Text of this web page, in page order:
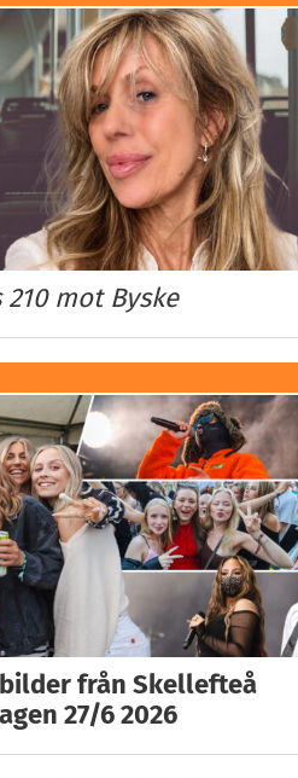
mot Byske
från Skellefteå
27/6 2026